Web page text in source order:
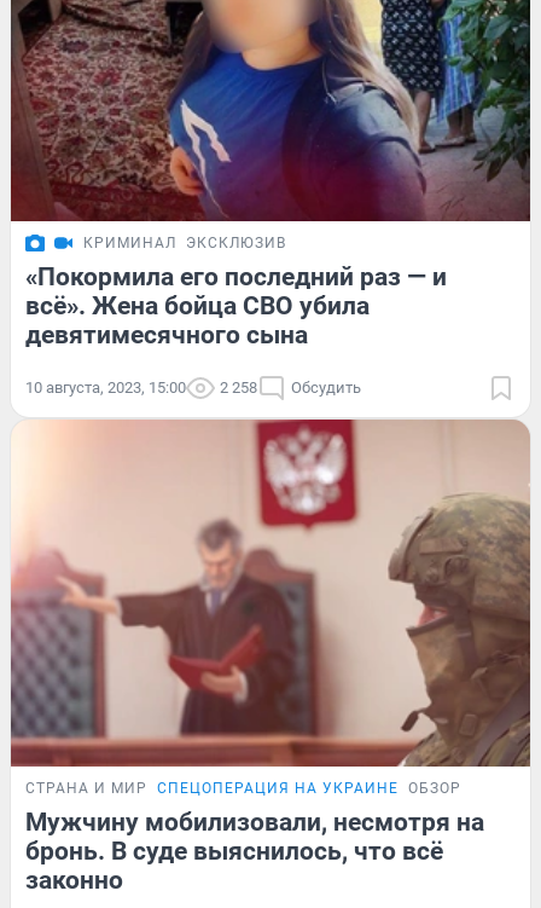
КРИМИНАЛ ЭКСКЛЮЗИВ
«Покормила его последний раз — и
всё». Жена бойца СВО убила
девятимесячного сына
10 августа, 2023, 15:00 2 258 Обсудить
СТРАНА И МИР СПЕЦОПЕРАЦИЯ НА УКРАИНЕ ОБЗОР
Мужчину мобилизовали, несмотря на
бронь. В суде выяснилось, что всё
законно